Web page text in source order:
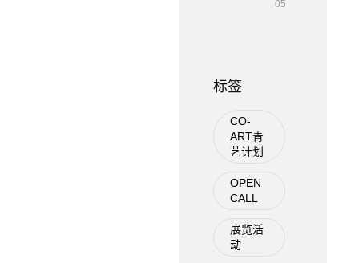
05
标签
CO-
ART青
艺计划
OPEN
CALL
展览活
动